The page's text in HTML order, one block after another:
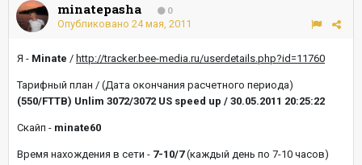
minatepasha
0
Опубликовано 24 мая, 2011
Я - Minate / http://tracker.bee-media.ru/userdetails.php?id=11760
Тарифный план / (Дата окончания расчетного периода)
(550/FTTB) Unlim 3072/3072 US speed up / 30.05.2011 20:25:22
Скайп - minate60
Время нахождения в сети - 7-10/7(каждый день по 7-10 часов)